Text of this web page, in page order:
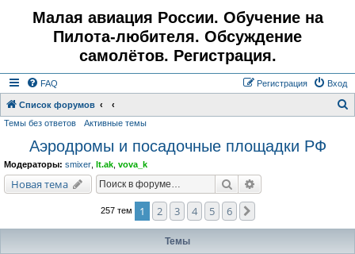
Малая авиация России. Обучение на
Пилота-любителя. Обсуждение
самолётов. Регистрация.
FAQ Вход
Регистрация
Список форумов
Темы без ответов Активные темы
Аэродромы и посадочные площадки РФ
Модераторы: smixer lt.ak vova_k
Новая тема Поиск
257 тем 1 2 3 4 5 6
Темы